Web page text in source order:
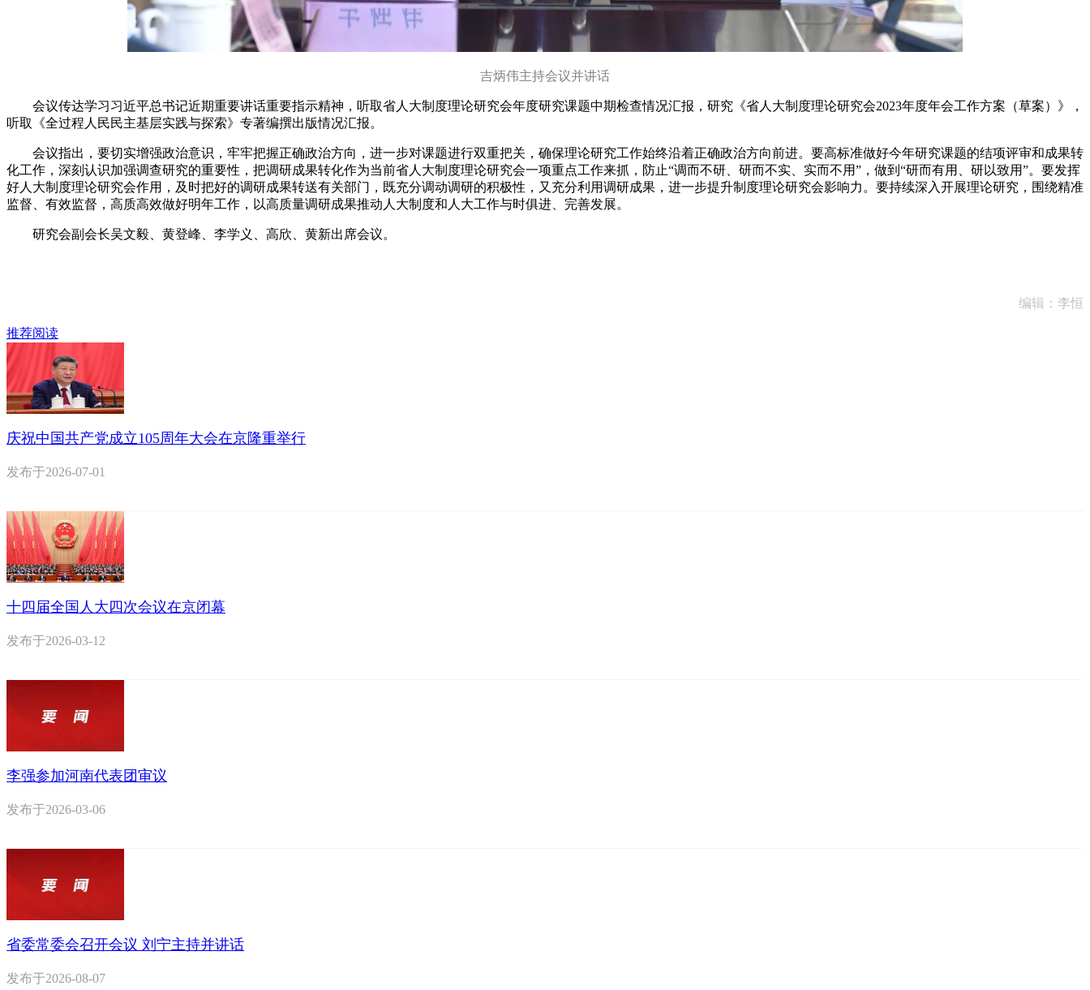
吉炳伟主持会议并讲话
会议传达学习习近平总书记近期重要讲话重要指示精神，听取省人大制度理论研究会年度研究课题中期检查情况汇报，研究《省人大制度理论研究会2023年度年会工作方案（草案）》，
听取《全过程人民民主基层实践与探索》专著编撰出版情况汇报。
会议指出，要切实增强政治意识，牢牢把握正确政治方向，进一步对课题进行双重把关，确保理论研究工作始终沿着正确政治方向前进。要高标准做好今年研究课题的结项评审和成果转
化工作，深刻认识加强调查研究的重要性，把调研成果转化作为当前省人大制度理论研究会一项重点工作来抓，防止“调而不研、研而不实、实而不用”，做到“研而有用、研以致用”。要发挥
好人大制度理论研究会作用，及时把好的调研成果转送有关部门，既充分调动调研的积极性，又充分利用调研成果，进一步提升制度理论研究会影响力。要持续深入开展理论研究，围绕精准
监督、有效监督，高质高效做好明年工作，以高质量调研成果推动人大制度和人大工作与时俱进、完善发展。
研究会副会长吴文毅、黄登峰、李学义、高欣、黄新出席会议。
编辑：李恒
推荐阅读
庆祝中国共产党成立105周年大会在京隆重举行
发布于2026-07-01
十四届全国人大四次会议在京闭幕
发布于2026-03-12
李强参加河南代表团审议
发布于2026-03-06
省委常委会召开会议 刘宁主持并讲话
发布于2026-08-07